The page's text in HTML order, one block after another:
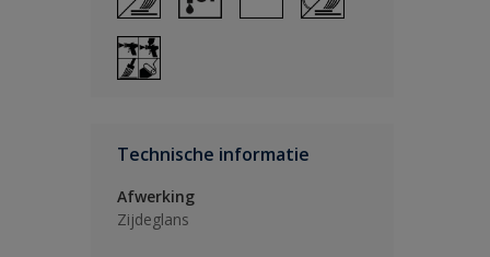
Technische informatie
Afwerking
Zijdeglans